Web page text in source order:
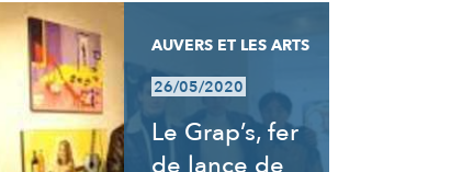
AUVERS ET LES ARTS
26/05/2020
Le Grap’s, fer
de lance de